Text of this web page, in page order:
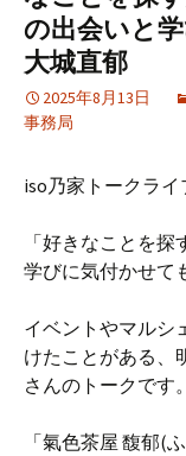
の出会いと
大城直郁
2025年8月13日
事務局
iso乃家トークライ
「好きなことを
学びに気付かせて
イベントやマルシ
けたことがある、
さんのトークです。
「氣色茶屋 馥郁(